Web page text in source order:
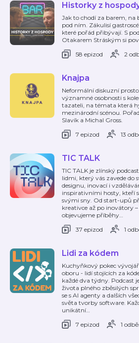
Historky z
Jak to chodí za barem, na
pod ním. Zákulisí
které pořád přibývají. S
Otakarem Stráským si
58 epizod
2
Knajpa
Neformální diskuzní
významné osobnosti s
tazateli, na témata která
mezinárodní scénou.
Slavík a Michal Gross.
7 epizod
13
TIC TALK
TIC TALK je zlínský
lidmi, který vás zavede do
designu, inovací i
inspirativními hosty, kteří
svými sny. Od start-upů
kreativce až po inovátory
objevujeme příběhy…
37 epizod
1
Lidi za kódem
Kuchyňkový pokec
oboru - lidí stojících za
každé dva týdny. Podcast
života plného zběsilých
se s AI agenty a dalších
světa tvorby software.
unikátní…
7 epizod
1